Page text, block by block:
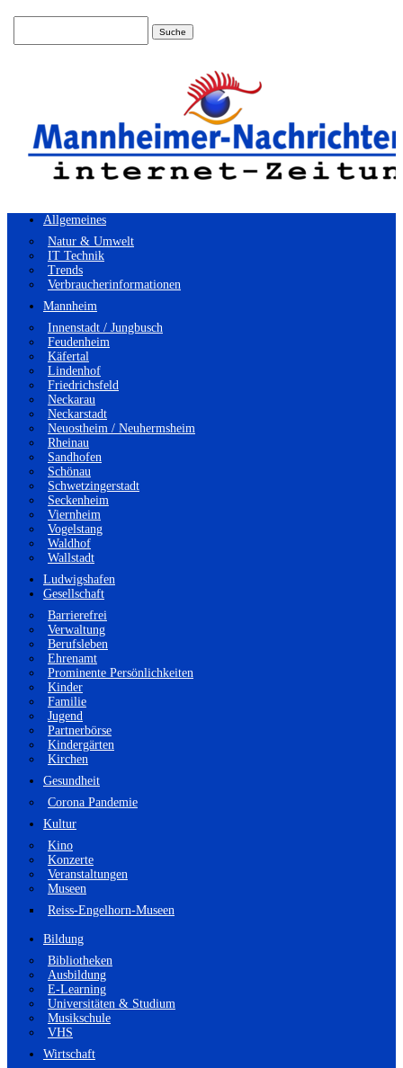
Allgemeines
Natur & Umwelt
IT Technik
Trends
Verbraucherinformationen
Mannheim
Innenstadt / Jungbusch
Feudenheim
Käfertal
Lindenhof
Friedrichsfeld
Neckarau
Neckarstadt
Neuostheim / Neuhermsheim
Rheinau
Sandhofen
Schönau
Schwetzingerstadt
Seckenheim
Viernheim
Vogelstang
Waldhof
Wallstadt
Ludwigshafen
Gesellschaft
Barrierefrei
Verwaltung
Berufsleben
Ehrenamt
Prominente Persönlichkeiten
Kinder
Familie
Jugend
Partnerbörse
Kindergärten
Kirchen
Gesundheit
Corona Pandemie
Kultur
Kino
Konzerte
Veranstaltungen
Museen
Reiss-Engelhorn-Museen
Bildung
Bibliotheken
Ausbildung
E-Learning
Universitäten & Studium
Musikschule
VHS
Wirtschaft